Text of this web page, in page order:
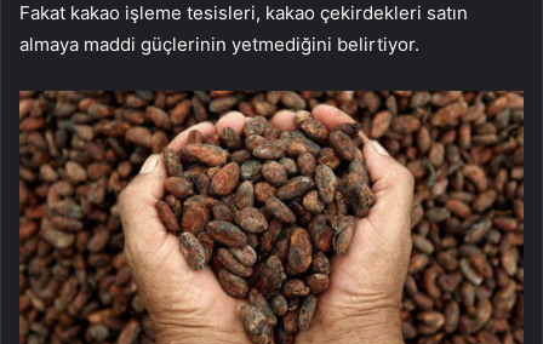
Fakat kakao işleme tesisleri, kakao çekirdekleri satın
almaya maddi güçlerinin yetmediğini belirtiyor.